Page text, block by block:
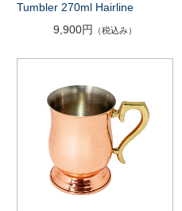
Tumbler 270ml Hairline
9,900円
（税込み）